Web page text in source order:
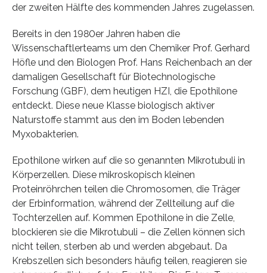
der zweiten Hälfte des kommenden Jahres zugelassen.
Bereits in den 1980er Jahren haben die
Wissenschaftlerteams um den Chemiker Prof. Gerhard
Höfle und den Biologen Prof. Hans Reichenbach an der
damaligen Gesellschaft für Biotechnologische
Forschung (GBF), dem heutigen HZI, die Epothilone
entdeckt. Diese neue Klasse biologisch aktiver
Naturstoffe stammt aus den im Boden lebenden
Myxobakterien.
Epothilone wirken auf die so genannten Mikrotubuli in
Körperzellen. Diese mikroskopisch kleinen
Proteinröhrchen teilen die Chromosomen, die Träger
der Erbinformation, während der Zellteilung auf die
Tochterzellen auf. Kommen Epothilone in die Zelle,
blockieren sie die Mikrotubuli – die Zellen können sich
nicht teilen, sterben ab und werden abgebaut. Da
Krebszellen sich besonders häufig teilen, reagieren sie